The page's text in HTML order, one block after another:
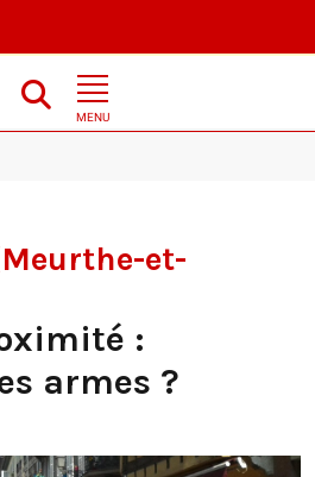
MENU
Briey (Meurthe-et-Moselle) : Police de
et-
:
armes ?